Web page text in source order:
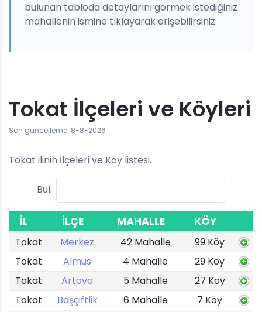
bulunan tabloda detaylarını görmek istediğiniz
mahallenin ismine tıklayarak erişebilirsiniz.
Tokat İlçeleri ve Köyleri
Son güncelleme: 8-8-2026
Tokat ilinin İlçeleri ve Köy listesi.
Bul:
İL İLÇE MAHALLE KÖY
Tokat Merkez 42 Mahalle
99 Köy
Tokat
Almus 4 Mahalle
29 Köy
Tokat
Artova 5 Mahalle
27 Köy
Tokat
Başçiftlik 6 Mahalle
7 Köy